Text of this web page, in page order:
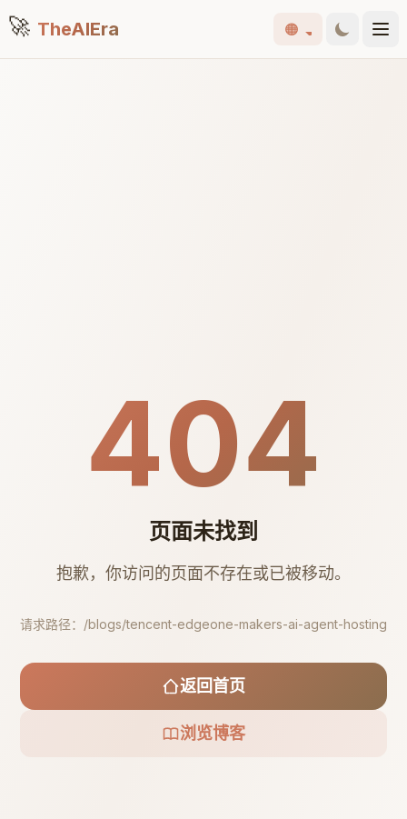
🚀 TheAIEra 🟠
404
页面未找到
抱歉，你访问的页面不存在或已被移动。
请求路径： /blogs/tencent-edgeone-makers-ai-agent-hosting
返回首页
浏览博客